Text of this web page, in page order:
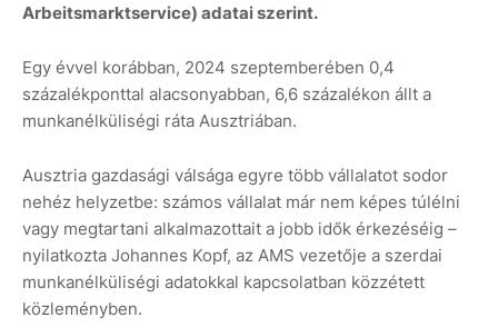
Arbeitsmarktservice) adatai szerint.
Egy évvel korábban, 2024 szeptemberében 0,4
százalékponttal alacsonyabban, 6,6 százalékon állt a
munkanélküliségi ráta Ausztriában.
Ausztria gazdasági válsága egyre több vállalatot sodor
nehéz helyzetbe: számos vállalat már nem képes túlélni
vagy megtartani alkalmazottait a jobb idők érkezéséig –
nyilatkozta Johannes Kopf, az AMS vezetője a szerdai
munkanélküliségi adatokkal kapcsolatban közzétett
közleményben.